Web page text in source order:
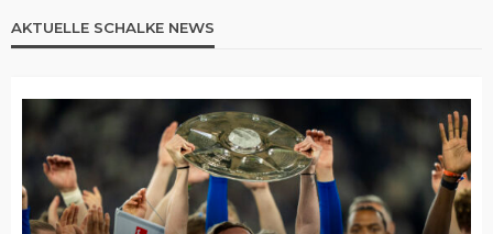
AKTUELLE SCHALKE NEWS